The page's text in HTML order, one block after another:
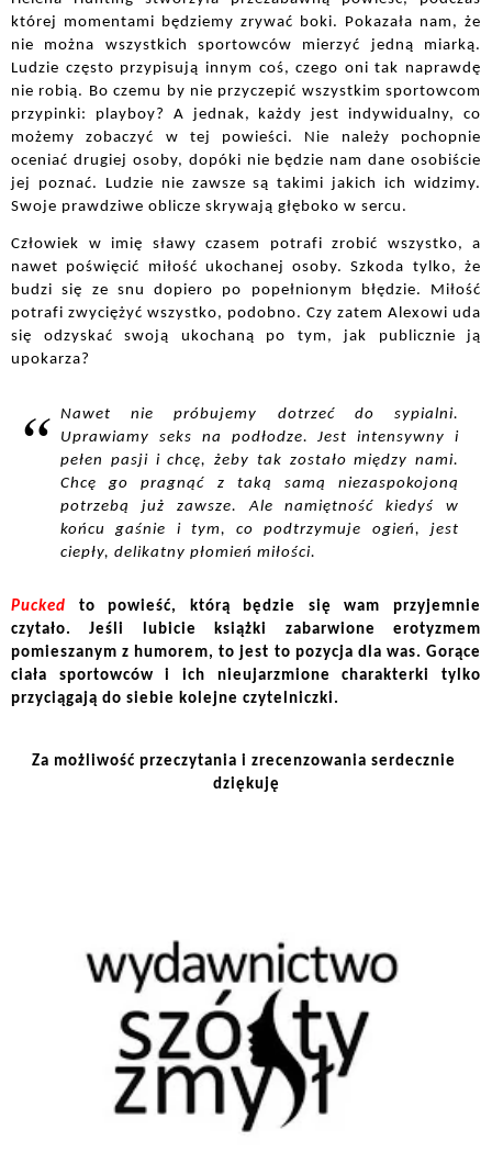
której momentami będziemy zrywać boki. Pokazała nam, że
nie można wszystkich sportowców mierzyć jedną miarką.
Ludzie często przypisują innym coś, czego oni tak naprawdę
nie robią. Bo czemu by nie przyczepić wszystkim sportowcom
przypinki: playboy? A jednak, każdy jest indywidualny, co
możemy zobaczyć w tej powieści. Nie należy pochopnie
oceniać drugiej osoby, dopóki nie będzie nam dane osobiście
jej poznać. Ludzie nie zawsze są takimi jakich ich widzimy.
Swoje prawdziwe oblicze skrywają głęboko w sercu.
Człowiek w imię sławy czasem potrafi zrobić wszystko, a
nawet poświęcić miłość ukochanej osoby. Szkoda tylko, że
budzi się ze snu dopiero po popełnionym błędzie. Miłość
potrafi zwyciężyć wszystko, podobno. Czy zatem Alexowi uda
się odzyskać swoją ukochaną po tym, jak publicznie ją
upokarza?
Nawet nie próbujemy dotrzeć do sypialni.
Uprawiamy seks na podłodze. Jest intensywny i
pełen pasji i chcę, żeby tak zostało między nami.
Chcę go pragnąć z taką samą niezaspokojoną
potrzebą już zawsze. Ale namiętność kiedyś w
końcu gaśnie i tym, co podtrzymuje ogień, jest
ciepły, delikatny płomień miłości.
Pucked to powieść, którą będzie się wam przyjemnie
czytało. Jeśli lubicie książki zabarwione erotyzmem
pomieszanym z humorem, to jest to pozycja dla was. Gorące
ciała sportowców i ich nieujarzmione charakterki tylko
przyciągają do siebie kolejne czytelniczki.
Za możliwość przeczytania i zrecenzowania serdecznie
dziękuję